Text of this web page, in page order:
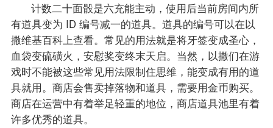
计数二十面骰是六充能主动，使用后当前房间内所
有道具变为 ID 编号减一的道具。道具的编号可以在以
撒维基百科上查看。常见的用法就是将牙签变成圣心，
血袋变硫磺火，安慰奖变终末天启。当然，以撒们在游
戏时不能被这些常见用法限制住思维，能变成有用的道
具就用。商店会售卖掉落物和道具，需要用金币购买。
商店在运营中有着举足轻重的地位，商店道具池里有着
许多优秀的道具。